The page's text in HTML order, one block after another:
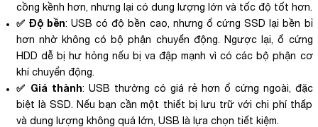
cồng kềnh hơn, nhưng lại có dung lượng lớn và tốc độ tốt hơn.
✅ Độ bền: USB có độ bền cao, nhưng ổ cứng SSD lại bền bỉ
hơn nhờ không có bộ phận chuyển động. Ngược lại, ổ cứng
HDD dễ bị hư hỏng nếu bị va đập mạnh vì có các bộ phận cơ
khí chuyển động.
✅ Giá thành: USB thường có giá rẻ hơn ổ cứng ngoài, đặc
biệt là SSD. Nếu bạn cần một thiết bị lưu trữ với chi phí thấp
và dung lượng không quá lớn, USB là lựa chọn tiết kiệm.